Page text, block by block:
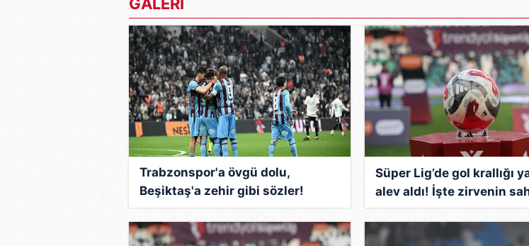
Çerezlere ilişkin tercihlerinizi aşağıda yer alan panel vasıtasıyla
butonuna tıklayabilir,Çerez Bilgilendirme Metnimiziziyaret edebilirsiniz.
6698 sayılı Kişisel Verilerin Korunması Kanunu uyarınca hazırlanmış
mevzuata uygun olarak kullanılan çerezlerle ilgili bilgi almak için lütfen
Trabzonspor'a övgü dolu,
Beşiktaş'a zehir gibi sözler!
"Vasatizm girdabında..."
Süper Lig’de gol krallığı
alev aldı! İşte zirvenin